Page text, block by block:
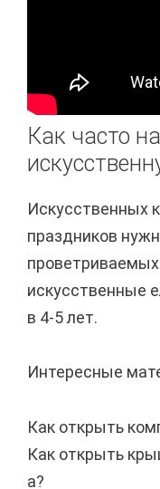
Как часто
Искусственных
праздников
искусственные
в 4-5 лет.
Интересные
Как открыть
Как открыть
а?